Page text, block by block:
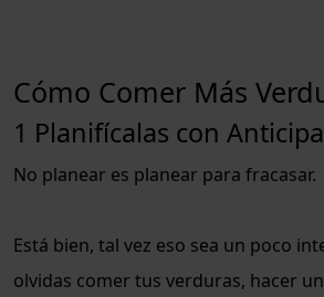
Cómo Comer Más
1 Planifícalas con
No planear es planear para fracasar.
Está bien, tal vez eso sea un poco
olvidas comer tus verduras, hacer